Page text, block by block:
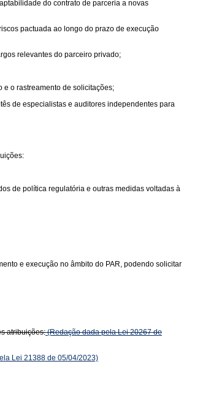
do contrato de parceria a novas
pactuada ao longo do prazo de execução
relevantes do parceiro privado;
e o rastreamento de solicitações;
de especialistas e auditores independentes para
de política regulatória e outras medidas voltadas à
e execução no âmbito do PAR, podendo solicitar
atribuições:(Redação dada pela Lei 20267 de
Lei 21388 de 05/04/2023)